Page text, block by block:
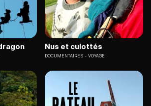
Nus et culottés
DOCUMENTAIRES VOYAGE